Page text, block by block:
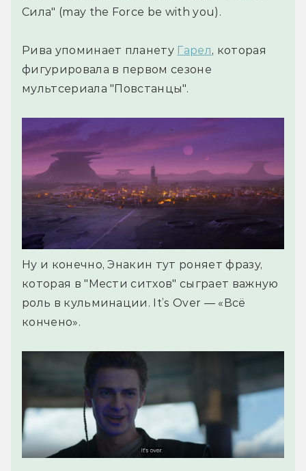
Сила" (may the Force be with you).
Рива упоминает планету Гарел, которая
фигурировала в первом сезоне
мультсериала "Повстанцы".
Ну и конечно, Энакин тут роняет фразу,
которая в "Мести ситхов" сыграет важную
роль в кульминации. It’s Over — «Всё
кончено».